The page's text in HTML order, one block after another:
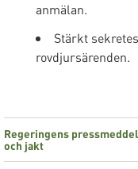
anmälan.
Stärkt
rovdjursärenden.
Regeringens
och jakt